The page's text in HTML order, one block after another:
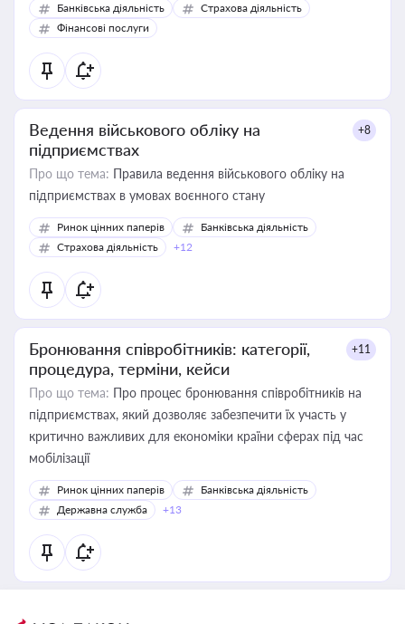
Банківська діяльність
Страхова діяльність
Фінансові послуги
Ведення військового обліку на
підприємствах
+8
Про що тема: Правила ведення військового обліку на
підприємствах в умовах воєнного стану
Ринок цінних паперів
Банківська діяльність
Страхова діяльність
+12
Бронювання співробітників: категорії,
процедура, терміни, кейси
+11
Про що тема: Про процес бронювання співробітників на
підприємствах, який дозволяє забезпечити їх участь у
критично важливих для економіки країни сферах під час
мобілізації
Ринок цінних паперів
Банківська діяльність
Державна служба
+13